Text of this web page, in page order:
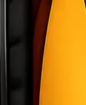
gratis pickup untuk
kompetitif,
besar.